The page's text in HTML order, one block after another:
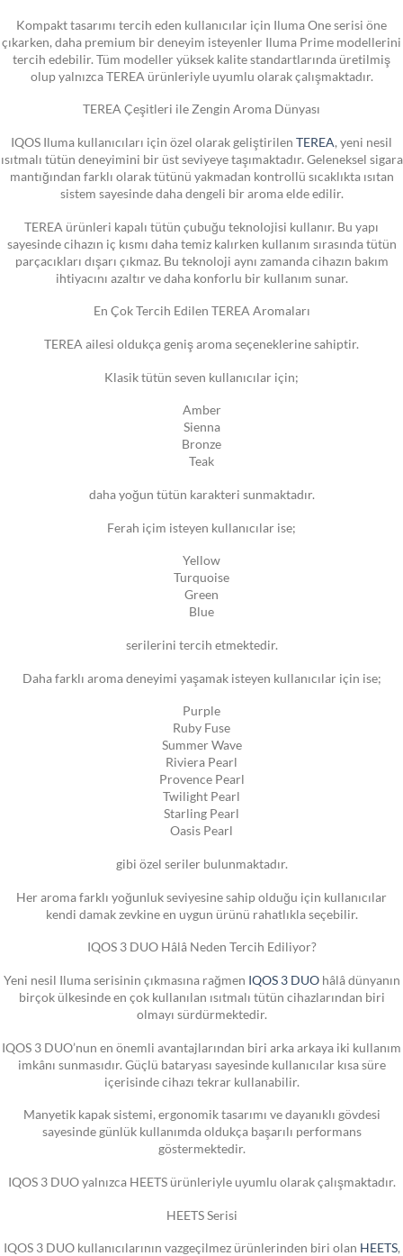
Kompakt tasarımı tercih eden kullanıcılar için Iluma One serisi öne
çıkarken, daha premium bir deneyim isteyenler Iluma Prime modellerini
tercih edebilir. Tüm modeller yüksek kalite standartlarında üretilmiş
olup yalnızca TEREA ürünleriyle uyumlu olarak çalışmaktadır.
TEREA Çeşitleri ile Zengin Aroma Dünyası
IQOS Iluma kullanıcıları için özel olarak geliştirilen TEREA, yeni nesil
ısıtmalı tütün deneyimini bir üst seviyeye taşımaktadır. Geleneksel sigara
mantığından farklı olarak tütünü yakmadan kontrollü sıcaklıkta ısıtan
sistem sayesinde daha dengeli bir aroma elde edilir.
TEREA ürünleri kapalı tütün çubuğu teknolojisi kullanır. Bu yapı
sayesinde cihazın iç kısmı daha temiz kalırken kullanım sırasında tütün
parçacıkları dışarı çıkmaz. Bu teknoloji aynı zamanda cihazın bakım
ihtiyacını azaltır ve daha konforlu bir kullanım sunar.
En Çok Tercih Edilen TEREA Aromaları
TEREA ailesi oldukça geniş aroma seçeneklerine sahiptir.
Klasik tütün seven kullanıcılar için;
Amber
Sienna
Bronze
Teak
daha yoğun tütün karakteri sunmaktadır.
Ferah içim isteyen kullanıcılar ise;
Yellow
Turquoise
Green
Blue
serilerini tercih etmektedir.
Daha farklı aroma deneyimi yaşamak isteyen kullanıcılar için ise;
Purple
Ruby Fuse
Summer Wave
Riviera Pearl
Provence Pearl
Twilight Pearl
Starling Pearl
Oasis Pearl
gibi özel seriler bulunmaktadır.
Her aroma farklı yoğunluk seviyesine sahip olduğu için kullanıcılar
kendi damak zevkine en uygun ürünü rahatlıkla seçebilir.
IQOS 3 DUO Hâlâ Neden Tercih Ediliyor?
Yeni nesil Iluma serisinin çıkmasına rağmen IQOS 3 DUOhâlâ dünyanın
birçok ülkesinde en çok kullanılan ısıtmalı tütün cihazlarından biri
olmayı sürdürmektedir.
IQOS 3 DUO’nun en önemli avantajlarından biri arka arkaya iki kullanım
imkânı sunmasıdır. Güçlü bataryası sayesinde kullanıcılar kısa süre
içerisinde cihazı tekrar kullanabilir.
Manyetik kapak sistemi, ergonomik tasarımı ve dayanıklı gövdesi
sayesinde günlük kullanımda oldukça başarılı performans
göstermektedir.
IQOS 3 DUO yalnızca HEETS ürünleriyle uyumlu olarak çalışmaktadır.
HEETS Serisi
IQOS 3 DUO kullanıcılarının vazgeçilmez ürünlerinden biri olan HEETS,